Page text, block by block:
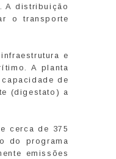
A distribuição
o transporte
e
A planta
de
(digestato) a
cerca de 375
do programa
emissões